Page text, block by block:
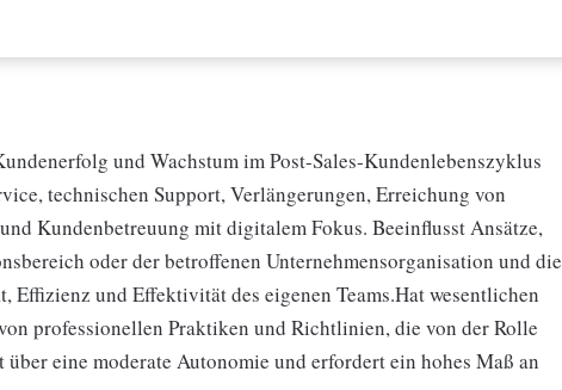
und Wachstum im Post-Sales-Kundenlebenszyklus
technischen Support, Verlängerungen, Erreichung von
Kundenbetreuung mit digitalem Fokus. Beeinflusst Ansätze,
oder der betroffenen Unternehmensorganisation und die
Effizienz und Effektivität des eigenen Teams.Hat wesentlichen
professionellen Praktiken und Richtlinien, die von der Rolle
eine moderate Autonomie und erfordert ein hohes Maß an